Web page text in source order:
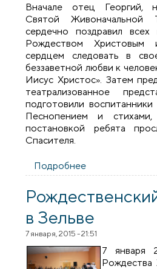
Вначале отец Георгий,
Святой
сердечно поздравил
Рождеством Христовым
сердцем следовать в
беззаветной любви к
Иисус Христос». Затем
театрализованное
подготовили
Песнопением и стихами,
постановкой ребята
Спасителя.
Подробнее
Рождество!
в Зельве
7 января, 2015 - 21:51
7 января
Рождества